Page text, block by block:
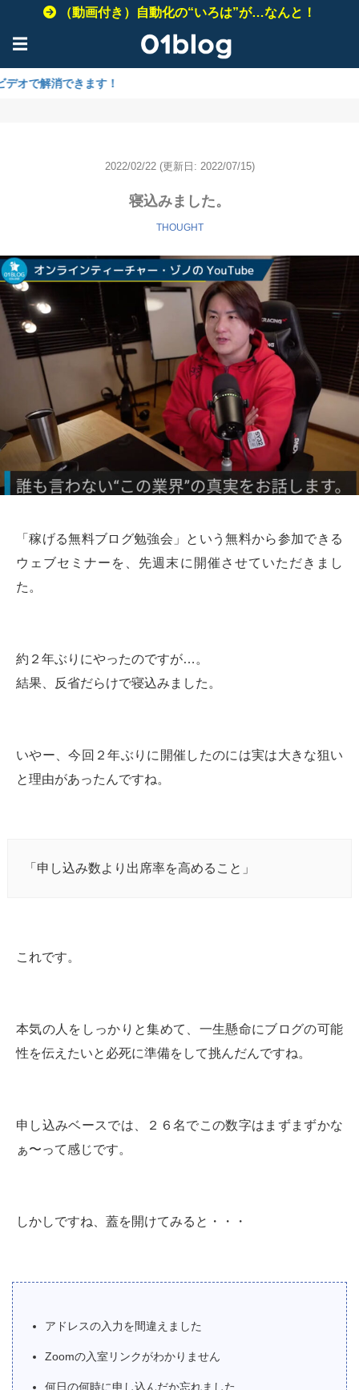
（動画付き）自動化の“いろは”が…なんと！
☰
きます！
2022/02/22 (更新日: 2022/07/15)
寝込みました。
THOUGHT
「稼げる無料ブログ勉強会」という無料から参加できる
ウェブセミナーを、先週末に開催させていただきまし
た。
約２年ぶりにやったのですが…。
結果、反省だらけで寝込みました。
いやー、今回２年ぶりに開催したのには実は大きな狙い
と理由があったんですね。
「申し込み数より出席率を高めること」
これです。
本気の人をしっかりと集めて、一生懸命にブログの可能
性を伝えたいと必死に準備をして挑んだんですね。
申し込みベースでは、２６名でこの数字はまずまずかな
ぁ〜って感じです。
しかしですね、蓋を開けてみると・・・
アドレスの入力を間違えました
Zoomの入室リンクがわかりません
何日の何時に申し込んだか忘れました